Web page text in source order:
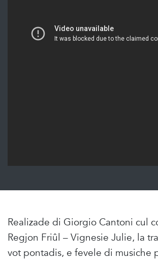
Realizade di Giorgio Cantoni cul
Regjon Friûl – Vignesie Julie, la
vot pontadis, e fevele di musiche